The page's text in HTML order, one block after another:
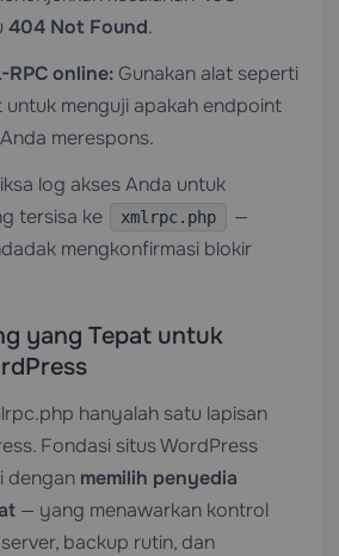
404 Not Found.
RPC online: Gunakan alat seperti
menguji apakah endpoint
merespons.
log akses Anda untuk
tersisa ke
xmlrpc.php
—
mengkonfirmasi blokir
yang Tepat untuk
hanyalah satu lapisan
Fondasi situs WordPress
dengan memilih penyedia
— yang menawarkan kontrol
backup rutin, dan